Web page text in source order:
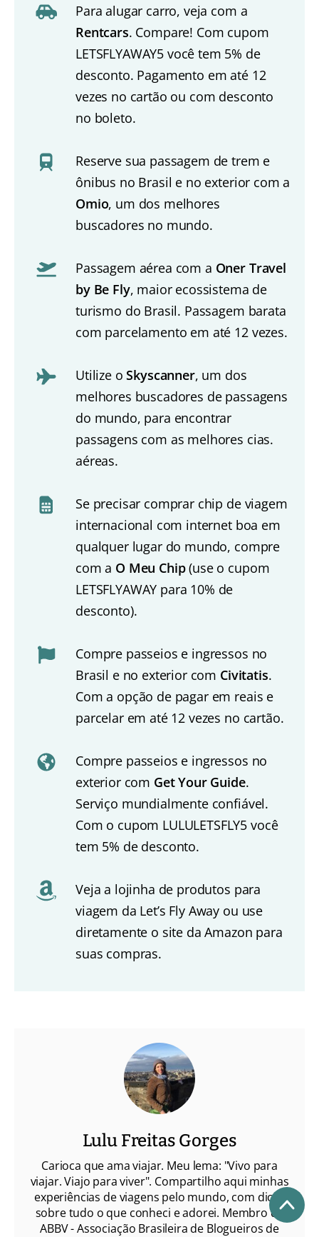
Para alugar carro, veja com a
Rentcars. Compare! Com cupom
LETSFLYAWAY5 você tem 5% de
desconto. Pagamento em até 12
vezes no cartão ou com desconto
no boleto.
Reserve sua passagem de trem e
ônibus no Brasil e no exterior com a
Omio, um dos melhores
buscadores no mundo.
Passagem aérea com a Oner Travel
by Be Fly, maior ecossistema de
turismo do Brasil. Passagem barata
com parcelamento em até 12 vezes.
Utilize oSkyscanner, um dos
melhores buscadores de passagens
do mundo, para encontrar
passagens com as melhores cias.
aéreas.
Se precisar comprar chip de viagem
internacional com internet boa em
qualquer lugar do mundo, compre
com a O Meu Chip(use o cupom
LETSFLYAWAY para 10% de
desconto).
Compre passeios e ingressos no
Brasil e no exterior com Civitatis.
Com a opção de pagar em reais e
parcelar em até 12 vezes no cartão.
Compre passeios e ingressos no
exterior com Get Your Guide.
Serviço mundialmente confiável.
Com o cupom LULULETSFLY5 você
tem 5% de desconto.
Veja a lojinha de produtos para
viagem da Let’s Fly Away ou use
diretamente o site da Amazon para
suas compras.
Lulu Freitas Gorges
Carioca que ama viajar. Meu lema: "Vivo para
viajar. Viajo para viver". Compartilho aqui minhas
experiências de viagens pelo mundo, com dicas
sobre tudo o que conheci e adorei. Membro da
ABBV - Associação Brasileira de Blogueiros de